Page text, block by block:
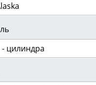
- цилиндра